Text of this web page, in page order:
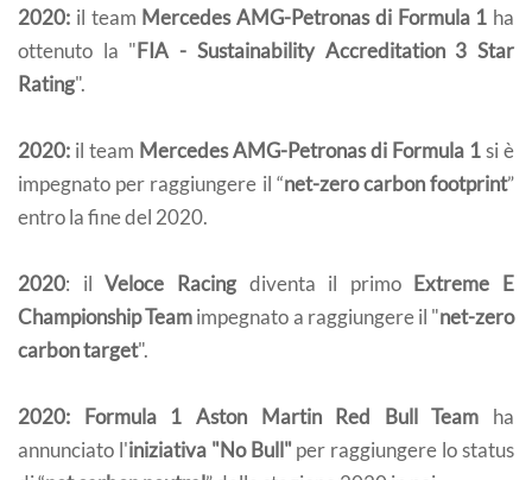
2020: il team Mercedes AMG-Petronas di Formula 1 ha
ottenuto la "FIA - Sustainability Accreditation 3 Star
Rating".
2020: il team Mercedes AMG-Petronas di Formula 1 si è
impegnato per raggiungere il “net-zero carbon footprint”
entro la fine del 2020.
2020: ilVeloce Racingdiventa il primo Extreme E
Championship Team impegnato a raggiungere il "net-zero
carbon target".
2020: Formula 1 Aston Martin Red Bull Team ha
annunciato l'iniziativa "No Bull" per raggiungere lo status